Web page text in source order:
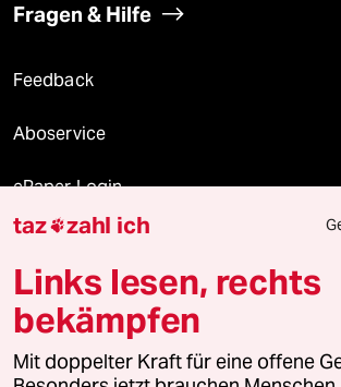
Fragen & Hilfe
Feedback
Aboservice
ePaper Login
Downloads für Abonnierende
© 2026 taz Verlags und Vertriebs GmbH
Alle Rechte vorbehalten. Bei rechtlichen Fragen
wenden Sie sich bitte an
lizenzen@taz.de
taz zahl ich
Links lesen, rechts
bekämpfen
Mit doppelter Kraft für eine offene